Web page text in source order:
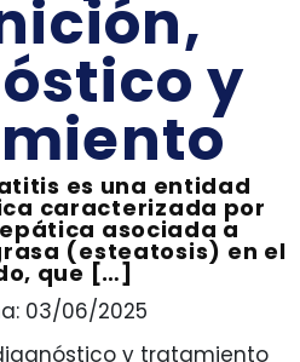
y
es una entidad
caracterizada por
asociada a
(esteatosis) en el
que […]
03/06/2025